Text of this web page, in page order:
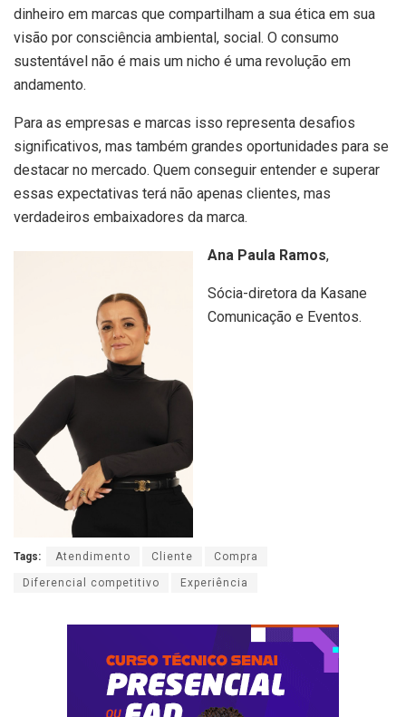
dinheiro em marcas que compartilham a sua ética em sua
visão por consciência ambiental, social. O consumo
sustentável não é mais um nicho é uma revolução em
andamento.
Para as empresas e marcas isso representa desafios
significativos, mas também grandes oportunidades para se
destacar no mercado. Quem conseguir entender e superar
essas expectativas terá não apenas clientes, mas
verdadeiros embaixadores da marca.
Ana Paula Ramos,
Sócia-diretora da Kasane
Comunicação e Eventos.
Tags: Atendimento Cliente Compra
Diferencial competitivo Experiência